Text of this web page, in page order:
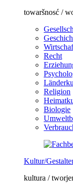
towaršnosć /
Recht
Religion
Biologie
Kultur/
kultura /